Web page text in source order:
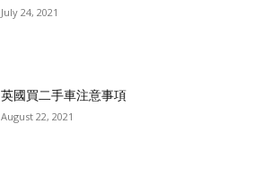
July 24, 2021
英國買二手車注意事項
August 22, 2021